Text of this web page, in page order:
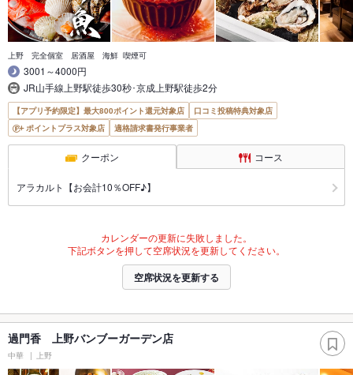
上野 完全個室 居酒屋 海鮮 喫煙可
3001～4000円
JR山手線上野駅徒歩30秒･京成上野駅徒歩2分
【アプリ予約限定】最大800ポイント還元対象店
口コミ投稿特典対象店
ポイントプラス対象店
適格請求書発行事業者
クーポン コース
アラカルト【お会計10％OFF♪】
カレンダーの更新に失敗しました。
下記ボタンを押して空席状況を更新してください。
空席状況を更新する
過門香 上野バンブーガーデン店
中華 上野